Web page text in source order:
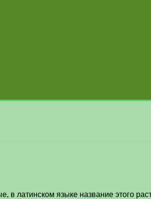
в латинском языке название этого